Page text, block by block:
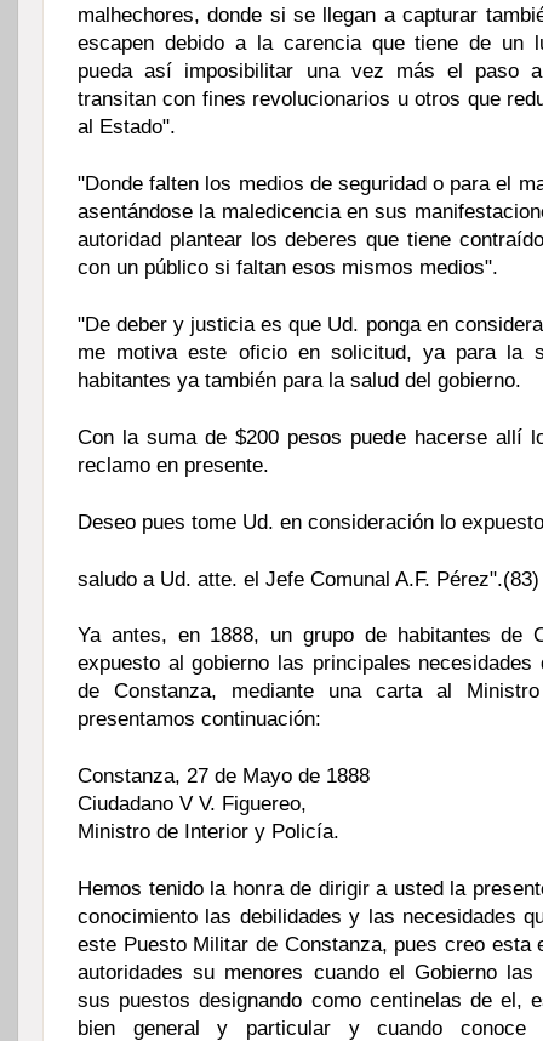
malhechores, donde si se llegan a capturar
escapen debido a la carencia que tiene de un
pueda así imposibilitar una vez más el paso
transitan con fines revolucionarios u otros que
al Estado".
"Donde falten los medios de seguridad o para el
asentándose la maledicencia en sus
autoridad plantear los deberes que tiene
con un público si faltan esos mismos medios".
"De deber y justicia es que Ud. ponga en
me motiva este oficio en solicitud, ya para la
habitantes ya también para la salud del gobierno.
Con la suma de $200 pesos puede hacerse allí
reclamo en presente.
Deseo pues tome Ud. en consideración lo
saludo a Ud. atte. el Jefe Comunal A.F. Pérez".(83)
Ya antes, en 1888, un grupo de habitantes de
expuesto al gobierno las principales necesidades
de Constanza, mediante una carta al
presentamos continuación:
Constanza, 27 de Mayo de 1888
Ciudadano V V. Figuereo,
Ministro de Interior y Policía.
Hemos tenido la honra de dirigir a usted la
conocimiento las debilidades y las necesidades
este Puesto Militar de Constanza, pues creo esta
autoridades su menores cuando el Gobierno
sus puestos designando como centinelas de el,
bien general y particular y cuando conoce